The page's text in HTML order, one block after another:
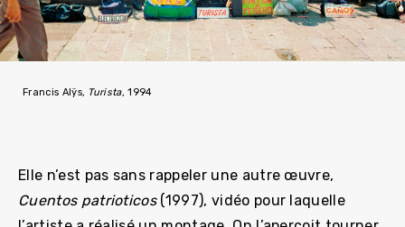
Francis Alÿs, Turista, 1994
Elle n’est pas sans rappeler une autre œuvre,
Cuentos patrioticos(1997), vidéo pour laquelle